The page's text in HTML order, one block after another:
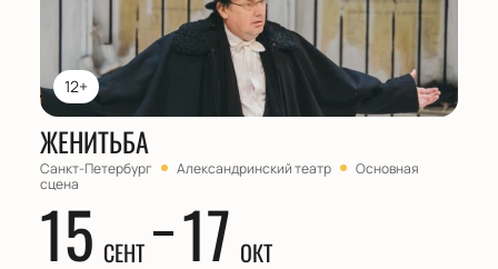
12+
ЖЕНИТЬБА
Санкт-Петербург Александринский театр
Основная
сцена
15 СЕНТ 17 ОКТ